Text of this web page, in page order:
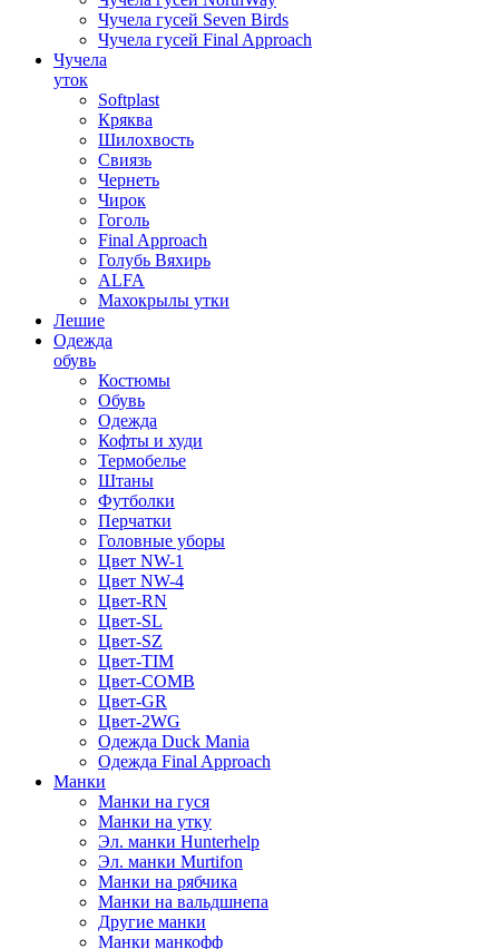
Чучела гусей Seven Birds
Чучела гусей Final Approach
Чучела
уток
Softplast
Кряква
Шилохвость
Свиязь
Чернеть
Чирок
Гоголь
Final Approach
Голубь Вяхирь
ALFA
Махокрылы утки
Лешие
Одежда
обувь
Костюмы
Обувь
Одежда
Кофты и худи
Термобелье
Штаны
Футболки
Перчатки
Головные уборы
Цвет NW-1
Цвет NW-4
Цвет-RN
Цвет-SL
Цвет-SZ
Цвет-TIM
Цвет-COMB
Цвет-GR
Цвет-2WG
Одежда Duck Mania
Одежда Final Approach
Манки
Манки на гуся
Манки на утку
Эл. манки Hunterhelp
Эл. манки Murtifon
Манки на рябчика
Манки на вальдшнепа
Другие манки
Манки манкофф